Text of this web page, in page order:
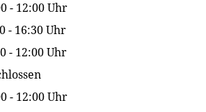
- 12:00 Uhr
16:30 Uhr
- 12:00 Uhr
- 12:00 Uhr